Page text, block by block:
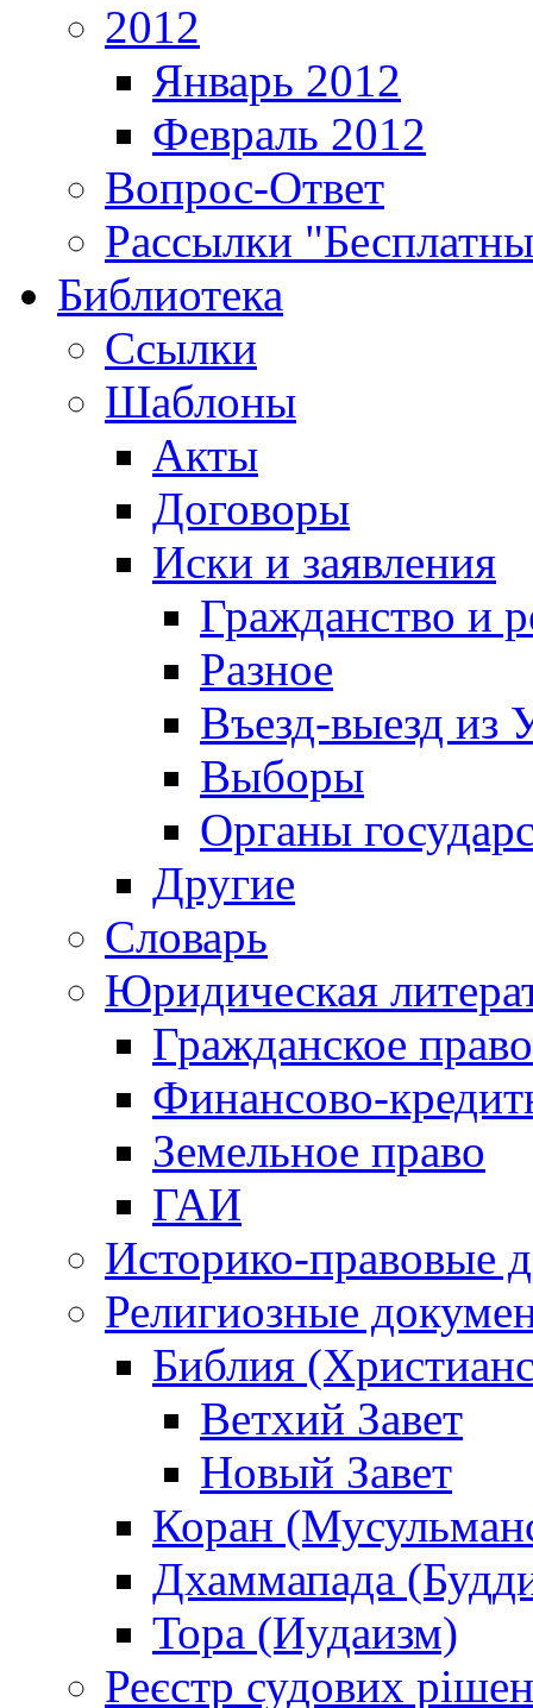
2012
Январь 2012
Февраль 2012
Вопрос-Ответ
Рассылки
Библиотека
Ссылки
Шаблоны
Акты
Договоры
Иски и заявления
Гражданство и
Разное
Въезд-выезд из
Выборы
Органы
Другие
Словарь
Юридическая
Гражданское право
Финансово-
Земельное право
ГАИ
Историко-правовые
Религиозные
Библия
Ветхий Завет
Новый Завет
Коран
Дхаммапада
Тора (Иудаизм)
Реєстр судових